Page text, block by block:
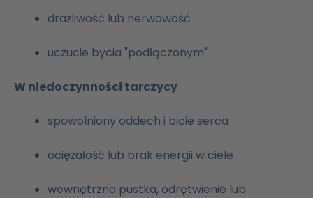
drażliwość lub nerwowość
uczucie bycia "podłączonym"
W niedoczynności tarczycy
spowolniony oddech i bicie serca
ociężałość lub brak energii w ciele
wewnętrzna pustka, odrętwienie lub